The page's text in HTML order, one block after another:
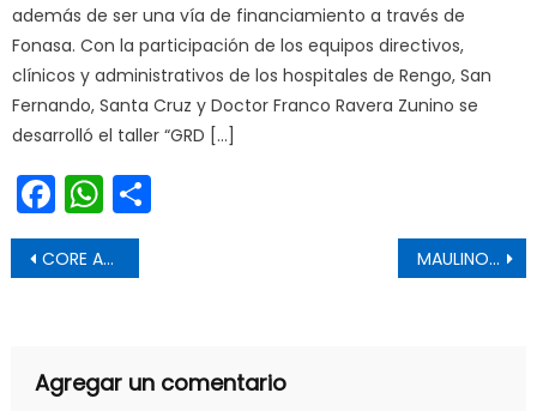
además de ser una vía de financiamiento a través de
Fonasa. Con la participación de los equipos directivos,
clínicos y administrativos de los hospitales de Rengo, San
Fernando, Santa Cruz y Doctor Franco Ravera Zunino se
desarrolló el taller “GRD […]
Facebook
WhatsApp
Navegación de entradas
CORE APROBÓ AUMENTO DE RECURSOS POR $670 MILLONES PARA CONSTRUCCIÓN DEL EDIFICIO DEL SML MAULINOS REPRESENTARÁN AL PAÍS EN SUDAMERICANO DE KARATE
Agregar un comentario